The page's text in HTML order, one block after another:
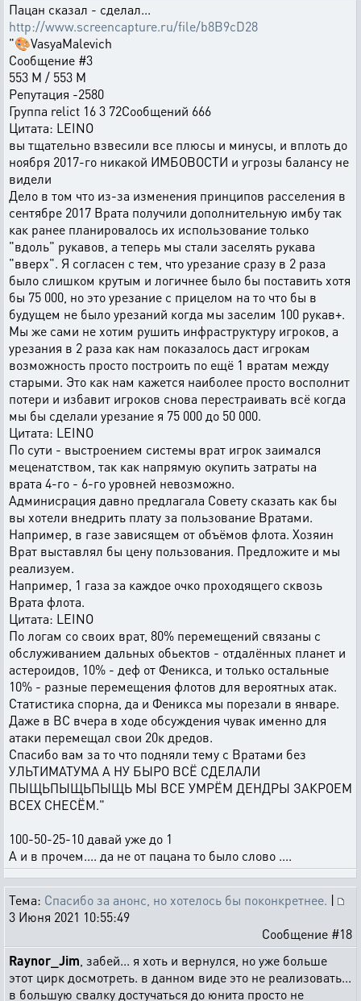
Пацан сказал - сделал...
http://www.screencapture.ru/file/b8B9cD28
"🎨VasyaMalevich
Сообщение #3
553 M / 553 M
Репутация -2580
Группа relict 16 3 72Сообщений 666
Цитата: LEINO
вы тщательно взвесили все плюсы и минусы, и вплоть до
ноября 2017-го никакой ИМБОВОСТИ и угрозы балансу не
видели
Дело в том что из-за изменения принципов расселения в
сентябре 2017 Врата получили дополнительную имбу так
как ранее планировалось их использование только
"вдоль" рукавов, а теперь мы стали заселять рукава
"вверх". Я согласен с тем, что урезание сразу в 2 раза
было слишком крутым и логичнее было бы поставить хотя
бы 75 000, но это урезание с прицелом на то что бы в
будущем не было урезаний когда мы заселим 100 рукав+.
Мы же сами не хотим рушить инфраструктуру игроков, а
урезания в 2 раза как нам показалось даст игрокам
возможность просто построить по ещё 1 вратам между
старыми. Это как нам кажется наиболее просто восполнит
потери и избавит игроков снова перестраивать всё когда
мы бы сделали урезание я 75 000 до 50 000.
Цитата: LEINO
По сути - выстроением системы врат игрок заимался
меценатством, так как напрямую окупить затраты на
врата 4-го - 6-го уровней невозможно.
Админисрация давно предлагала Совету сказать как бы
вы хотели внедрить плату за пользование Вратами.
Например, в газе зависящем от объёмов флота. Хозяин
Врат выставлял бы цену пользования. Предложите и мы
реализуем.
Например, 1 газа за каждое очко проходящего сквозь
Врата флота.
Цитата: LEINO
По логам со своих врат, 80% перемещений связаны с
обслуживанием дальных обьектов - отдалённых планет и
астероидов, 10% - деф от Феникса, и только остальные
10% - разные перемещения флотов для вероятных атак.
Статистика спорна, да и Феникса мы порезали в январе.
Даже в ВС вчера в ходе обсуждения чувак именно для
атаки перемещал свои 20к дредов.
Спасибо вам за то что подняли тему с Вратами без
УЛЬТИМАТУМА А НУ БЫРО ВСЁ СДЕЛАЛИ
ПЫЩЬПЫЩЬПЫЩЬ МЫ ВСЕ УМРЁМ ДЕНДРЫ ЗАКРОЕМ
ВСЕХ СНЕСЁМ."
100-50-25-10 давай уже до 1
А и в прочем.... да не от пацана то было слово ....
Тема: Спасибо за анонс, но хотелось бы поконкретнее. |
3 Июня 2021 10:55:49
Сообщение #18
Raynor_Jim , забей... я хоть и вернулся, но уже больше
этот цирк досмотреть. в данном виде это не реализовать...
в большую свалку достучаться до юнита просто не